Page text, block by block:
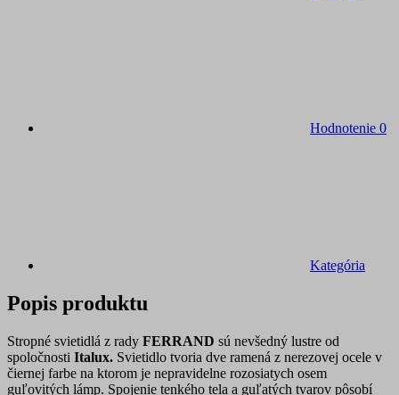
Hodnotenie 0
Kategória
Popis produktu
Stropné svietidlá z rady FERRAND sú nevšedný lustre od
spoločnosti Italux. Svietidlo tvoria dve ramená z nerezovej ocele v
čiernej farbe na ktorom je nepravidelne rozosiatych osem
guľovitých lámp. Spojenie tenkého tela a guľatých tvarov pôsobí